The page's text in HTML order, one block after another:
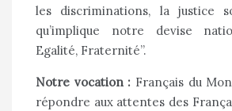
les discriminations, la justice
qu’implique notre devise
Egalité, Fraternité”.
Notre vocation : Français du
répondre aux attentes des